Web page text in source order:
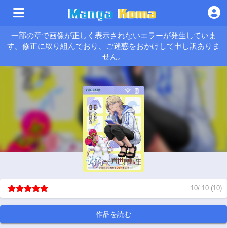
一部の章で画像が正しく表示されないエラーが発生していま
す。修正に取り組んでおり、ご迷惑をおかけして申し訳ありま
せん。
10/ 10 (10)
作品を読む